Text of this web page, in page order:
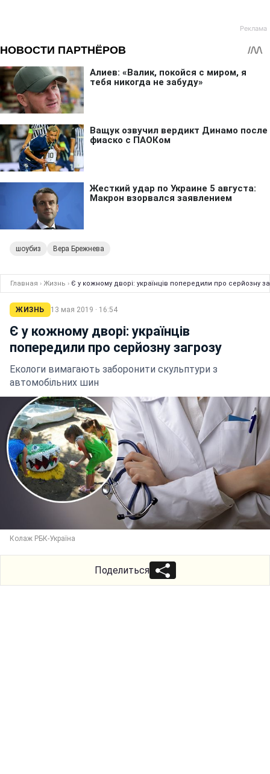
шоубиз Вера Брежнева
Главная › Жизнь › Є у кожному дворі: українців попередили про серйозну
ЖИЗНЬ 13 мая 2019 · 16:54
Є у кожному дворі: українців
попередили про серйозну загрозу
Екологи вимагають заборонити скульптури з
автомобільних шин
Колаж РБК-Україна
Поделиться